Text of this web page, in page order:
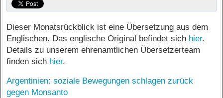
Dieser Monatsrückblick ist eine Übersetzung aus dem
Englischen. Das englische Original befindet sich hier.
Details zu unserem ehrenamtlichen Übersetzerteam
finden sich hier.
Argentinien: soziale Bewegungen schlagen zurück
gegen Monsanto